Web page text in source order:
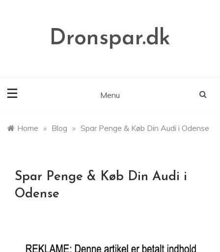
Dronspar.dk
Menu
Home » Blog » Spar Penge & Køb Din Audi i Odense
Spar Penge & Køb Din Audi i
Odense